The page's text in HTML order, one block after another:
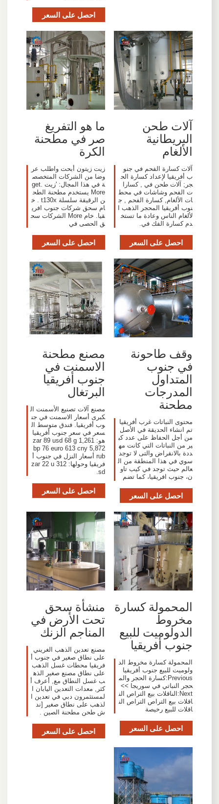
احصل على السعر
آلات طحن
البريطانية
الألغام
آلات كسارة الفحم في جنو
ب أفريقيا لإعداد كسارة الح
جر; آلات طحن في , كسارا
ت الفحم وشاشات في محط
ات الألغام, كسارة الفحم , ج
نوب أفريقيا المحجر الذهب ا
لألغام الناس وعادة ما تستخ
دم كسارة الفك في.
احصل على السعر
ما هو التفريغ
صر في مطحنة
الكرة
زيت زيتون أبحت واطلب عر
وضا من الشركات المتخصص
ة في هذا المجال: 'زيت .get
More يستخدم مطحنة الطح
ن الرقيقة سلسلة t130x . خ
ام سحق شركات جنوب افري
قيا. خام More الشركات سح
ق الحصى في
احصل على السعر
وقف طاحونة
في جنوب
المتداول
المدرجات
مطحنة
محتوى النباتات غرب أفريقيا
تم انشاء الحديقة في الأصل
من أجل الحفاظ على عدد كب
ير من النباتات التي كانت مه
ددة بالانقراض والتى لا توجد
سوي في هذا المنطقة من ال
عالم حيث توجد في كيب تاو
ن، جنوب افريقيا، كما تضم
احصل على السعر
مصنع مطحنة
الاسمنت في
جنوب أفريقيا
البرتغال
مصنع آلات تصنيع الأسمنت ال
كبرى أسعار الاسمنت في جن
وب أفريقيا. فندق متوسط ال
سعر في سعر جنوب أفريقيا
هو: 1,261 zar 89 usd 68 g
bp 76 euro 613 cny 5,872
rub أسعار النزل في جنوب أ
فريقيا وحولها: 312 zar 22 u
sd.
احصل على السعر
المحمولة كسارة
مخروط
الدولوميت للبيع
جنوب أفريقيا
المحمولة كسارة مخروط الد
ولوميت للبيع جنوب أفريقيا
Previous:كسارة الحجر والم
حجر النباتي في سوريجا >>
Next:الناقلات بيع التراص الن
اقلات بيع التراص التراص الن
اقلات للبيع رخيصة
احصل على السعر
منشأة سحق
تحت الأرض في
المناجم الزنك
مصنع تعدين الذهب الغريني
على نطاق صغير في جنوب أ
فريقيا محطات غسل الذهب
على نطاق مصنع صغير الذه
ب غسل النطاق مع, أعرف أ
كثر, معدات التعدين اليابان ا
لمستثمرون دبي في تعدين ا
لذهب على نطاق صغير [ند
ش طحن مطحنة الصين .
احصل على السعر